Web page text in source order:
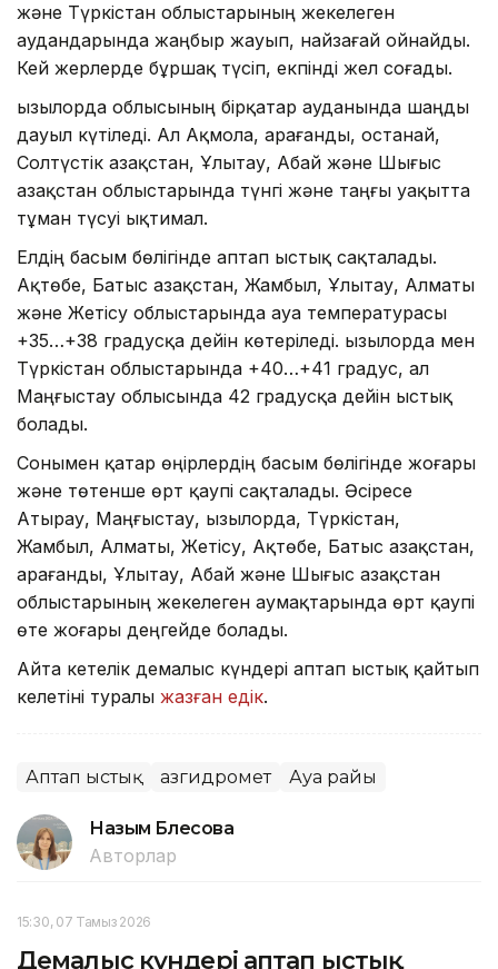
және Түркістан облыстарының жекелеген
аудандарында жаңбыр жауып, найзағай ойнайды.
Кей жерлерде бұршақ түсіп, екпінді жел соғады.
Қызылорда облысының бірқатар ауданында шаңды
дауыл күтіледі. Ал Ақмола, Қарағанды, Қостанай,
Солтүстік Қазақстан, Ұлытау, Абай және Шығыс
Қазақстан облыстарында түнгі және таңғы уақытта
тұман түсуі ықтимал.
Елдің басым бөлігінде аптап ыстық сақталады.
Ақтөбе, Батыс Қазақстан, Жамбыл, Ұлытау, Алматы
және Жетісу облыстарында ауа температурасы
+35…+38 градусқа дейін көтеріледі. Қызылорда мен
Түркістан облыстарында +40…+41 градус, ал
Маңғыстау облысында 42 градусқа дейін ыстық
болады.
Сонымен қатар өңірлердің басым бөлігінде жоғары
және төтенше өрт қаупі сақталады. Әсіресе
Атырау, Маңғыстау, Қызылорда, Түркістан,
Жамбыл, Алматы, Жетісу, Ақтөбе, Батыс Қазақстан,
Қарағанды, Ұлытау, Абай және Шығыс Қазақстан
облыстарының жекелеген аумақтарында өрт қаупі
өте жоғары деңгейде болады.
Айта кетелік демалыс күндері аптап ыстық қайтып
келетіні туралы жазған едік.
Аптап ыстық Қазгидромет Ауа райы
Назым Бөлесова
Авторлар
15:30, 07 Тамыз 2026
Демалыс күндері аптап ыстық